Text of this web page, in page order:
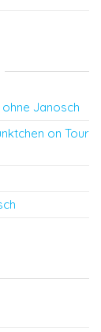
ohne Janosch
on Tour